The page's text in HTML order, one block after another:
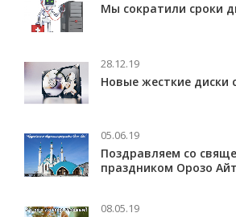
Мы сократили сроки
28.12.19
Новые жесткие диски
05.06.19
Поздравляем со
праздником Орозо
08.05.19